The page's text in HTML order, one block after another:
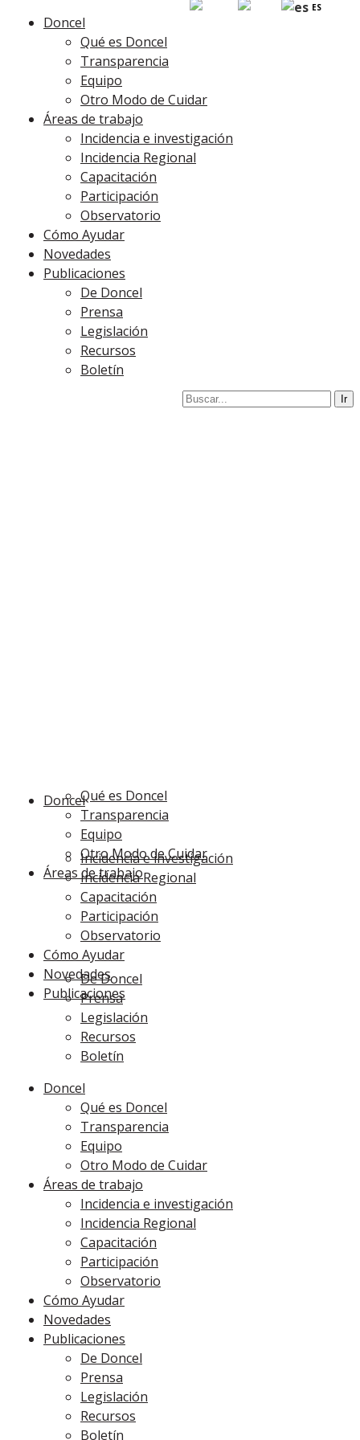
Doncel
Qué es Doncel
Transparencia
Equipo
Otro Modo de Cuidar
Áreas de trabajo
Incidencia e investigación
Incidencia Regional
Capacitación
Participación
Observatorio
Cómo Ayudar
Novedades
Publicaciones
De Doncel
Prensa
Legislación
Recursos
Boletín
DoncelQué es Doncel
Transparencia
Equipo
Otro Modo de Cuidar
Áreas de trabajo
Incidencia e investigación
Incidencia Regional
Capacitación
Participación
Observatorio
Cómo Ayudar
Novedades
Publicaciones
De Doncel
Prensa
Legislación
Recursos
Boletín
Doncel
Qué es Doncel
Transparencia
Equipo
Otro Modo de Cuidar
Áreas de trabajo
Incidencia e investigación
Incidencia Regional
Capacitación
Participación
Observatorio
Cómo Ayudar
Novedades
Publicaciones
De Doncel
Prensa
Legislación
Recursos
Boletín
ES